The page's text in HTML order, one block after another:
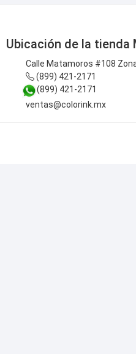
Ubicación de la tienda
Calle Matamoros #108
(899) 421-2171
(899) 421-2171
ventas@colorink.mx